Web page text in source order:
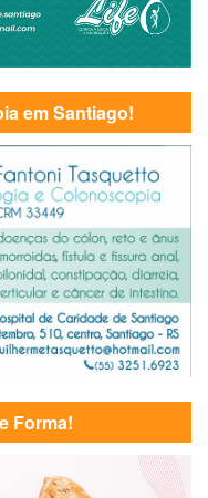
em Santiago!
Forma!